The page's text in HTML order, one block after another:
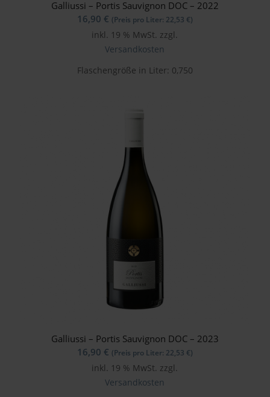
Galliussi – Portis Sauvignon DOC – 2022
16,90 € (Preis pro Liter: 22,53 €)
inkl. 19 % MwSt. zzgl.
Versandkosten
Flaschengröße in Liter: 0,750
Galliussi – Portis Sauvignon DOC – 2023
16,90 € (Preis pro Liter: 22,53 €)
inkl. 19 % MwSt. zzgl.
Versandkosten